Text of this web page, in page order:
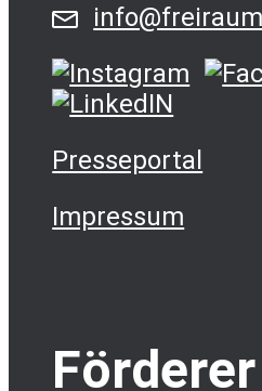
Presseportal
Impressum
Förderer